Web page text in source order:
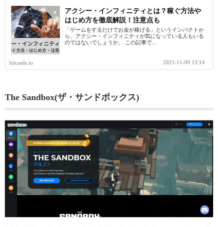
アクシー・インフィニティとは？稼ぐ方法や
はじめ方を徹底解説！注意点も
「ゲームをするだけでお金が稼げる」というインパクトか
ら、アクシー・インフィニティが気になっている人もいる
のではないでしょうか。 この記事で...
bitcastle.io 2021-11-09 13:14
The Sandbox(ザ・サンドボックス)